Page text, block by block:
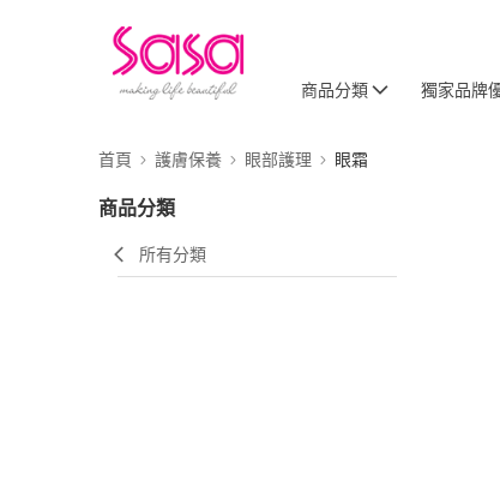
商品分類 獨家品牌
首頁 護膚保養 眼部護理 眼霜
商品分類
所有分類